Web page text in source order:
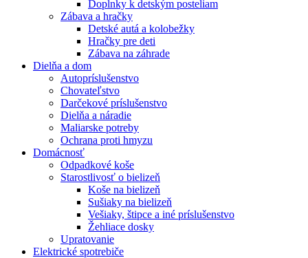
Doplnky k detským posteliam
Zábava a hračky
Detské autá a kolobežky
Hračky pre deti
Zábava na záhrade
Dielňa a dom
Autopríslušenstvo
Chovateľstvo
Darčekové príslušenstvo
Dielňa a náradie
Maliarske potreby
Ochrana proti hmyzu
Domácnosť
Odpadkové koše
Starostlivosť o bielizeň
Koše na bielizeň
Sušiaky na bielizeň
Vešiaky, štipce a iné príslušenstvo
Žehliace dosky
Upratovanie
Elektrické spotrebiče